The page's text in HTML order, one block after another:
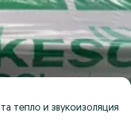
тепло и звукоизоляция